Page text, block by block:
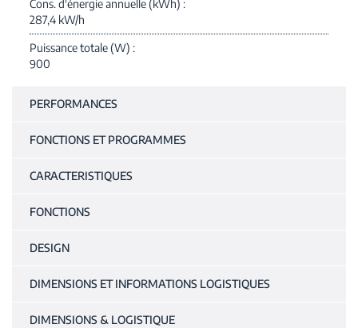
Cons. d'énergie annuelle (kWh)
287,4 kW/h
Puissance totale (W)
900
PERFORMANCES
FONCTIONS ET PROGRAMMES
CARACTERISTIQUES
FONCTIONS
DESIGN
DIMENSIONS ET INFORMATIONS LOGISTIQUES
DIMENSIONS & LOGISTIQUE